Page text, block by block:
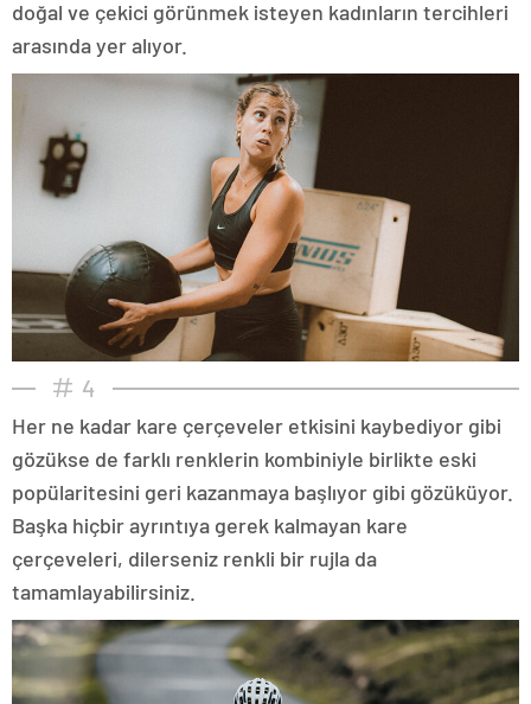
doğal ve çekici görünmek isteyen kadınların tercihleri
arasında yer alıyor.
4
Her ne kadar kare çerçeveler etkisini kaybediyor gibi
gözükse de farklı renklerin kombiniyle birlikte eski
popülaritesini geri kazanmaya başlıyor gibi gözüküyor.
Başka hiçbir ayrıntıya gerek kalmayan kare
çerçeveleri, dilerseniz renkli bir rujla da
tamamlayabilirsiniz.